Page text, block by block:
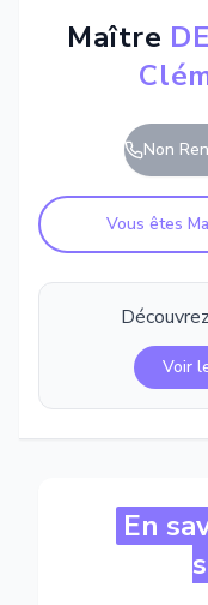
Maître
Non
Vous êtes
Voir
En